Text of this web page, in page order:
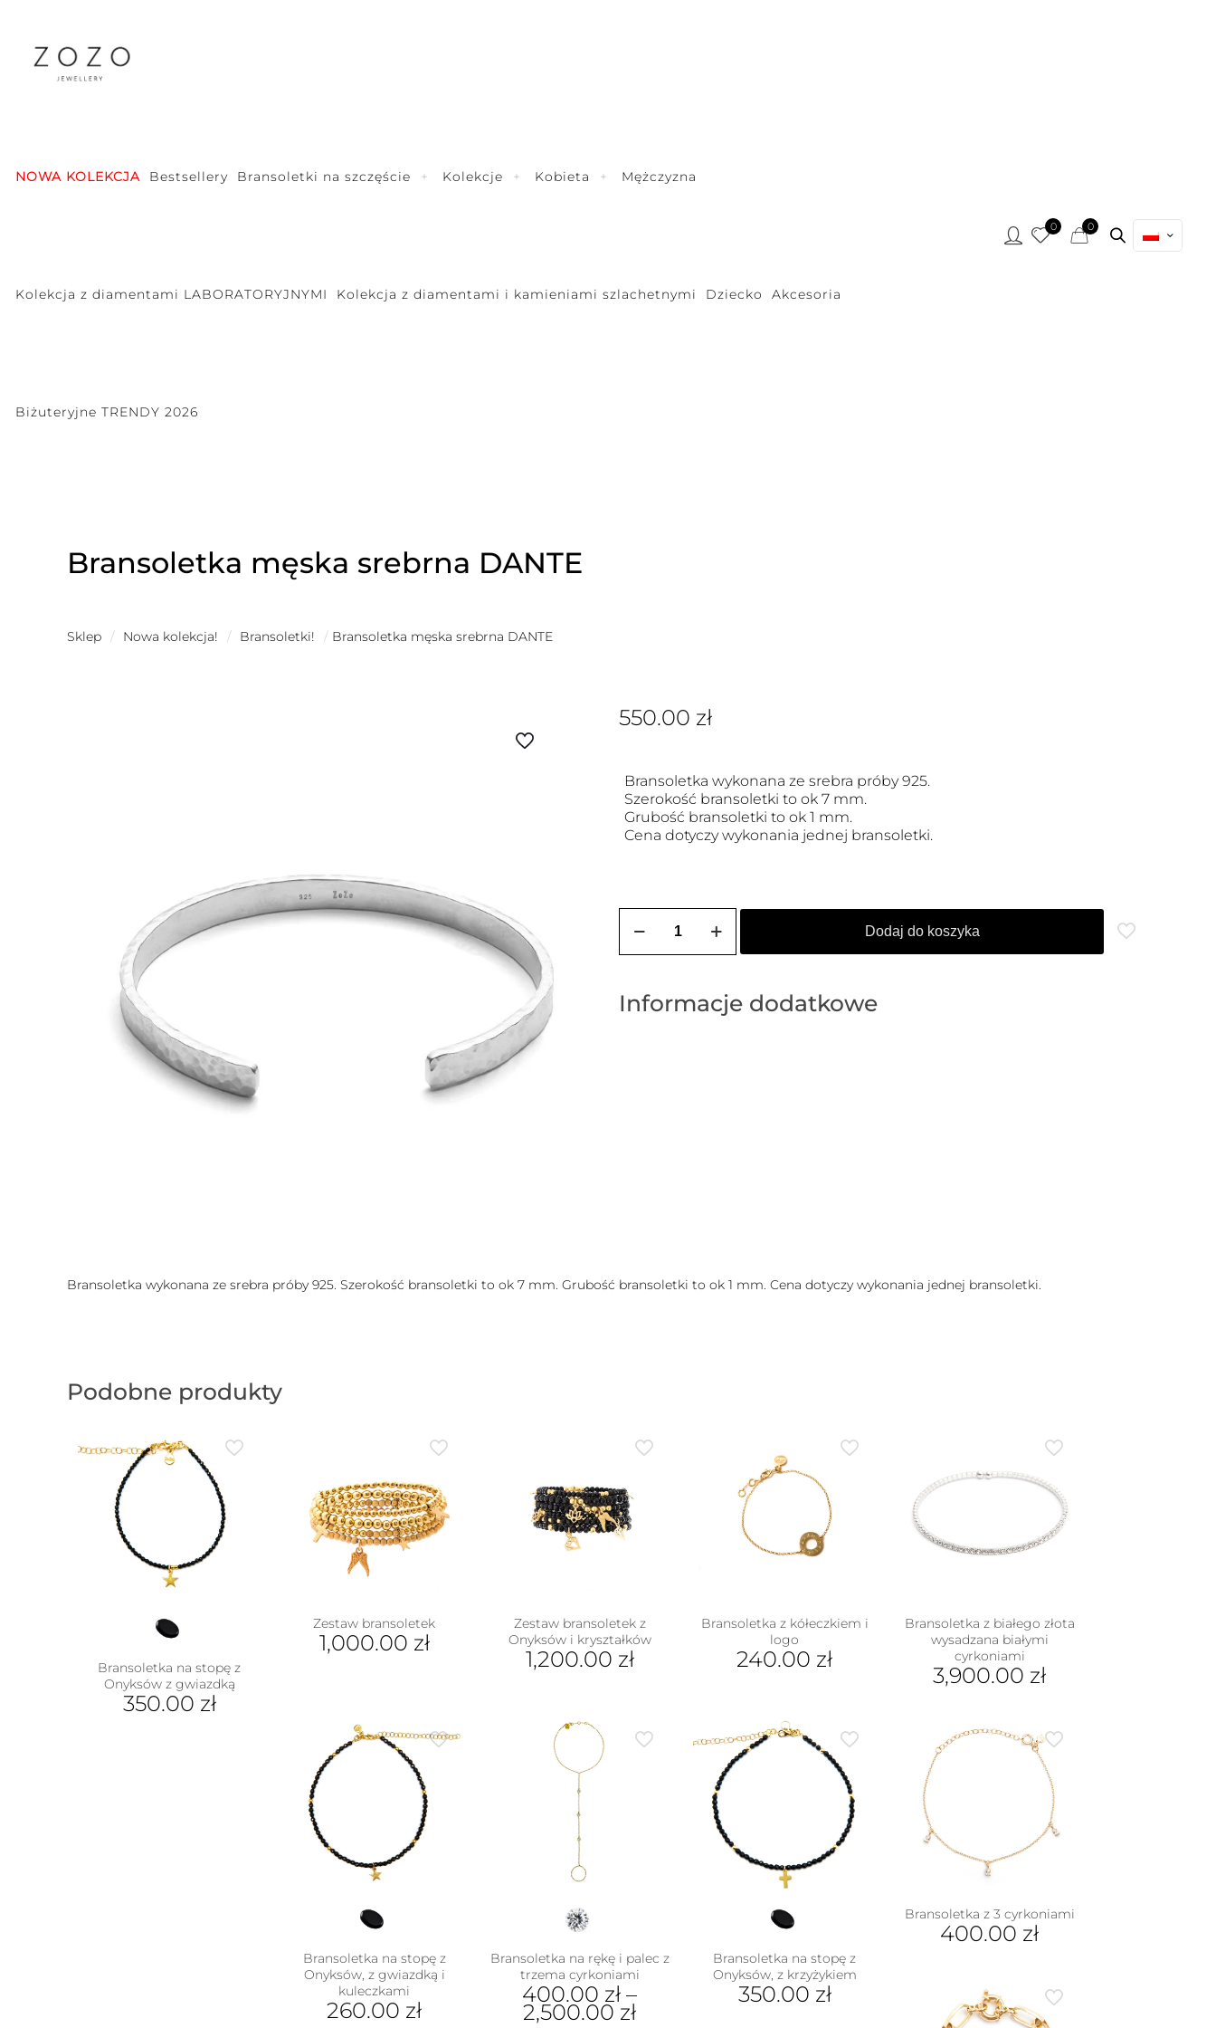
NOWA KOLEKCJA Bestsellery Bransoletki na szczęście Kolekcje Kobieta Mężczyzna
Kolekcja z diamentami LABORATORYJNYMI Kolekcja z diamentami i kamieniami szlachetnymi Dziecko Akcesoria
Biżuteryjne TRENDY 2026
0 0
Bransoletka męska srebrna DANTE
Sklep / Nowa kolekcja! / Bransoletki! / Bransoletka męska srebrna DANTE
550.00 zł
Bransoletka wykonana ze srebra próby 925.
Szerokość bransoletki to ok 7 mm.
Grubość bransoletki to ok 1 mm.
Cena dotyczy wykonania jednej bransoletki.
Bransoletka
Dodaj do koszyka
Informacje dodatkowe
Bransoletka wykonana ze srebra próby 925. Szerokość bransoletki to ok 7 mm. Grubość bransoletki to ok 1 mm. Cena dotyczy wykonania jednej bransoletki.
Podobne produkty
Bransoletka na stopę z
Onyksów z gwiazdką
350.00 zł
Zestaw bransoletek
1,000.00 zł
Zestaw bransoletek z
Onyksów i kryształków
1,200.00 zł
Bransoletka z kółeczkiem i
logo
240.00 zł
Bransoletka z białego złota
wysadzana białymi
cyrkoniami
3,900.00 zł
Bransoletka na stopę z
Onyksów, z gwiazdką i
kuleczkami
260.00 zł
Bransoletka na rękę i palec z
trzema cyrkoniami
400.00 zł –
2,500.00 zł
Bransoletka na stopę z
Onyksów, z krzyżykiem
350.00 zł
Bransoletka z 3 cyrkoniami
400.00 zł